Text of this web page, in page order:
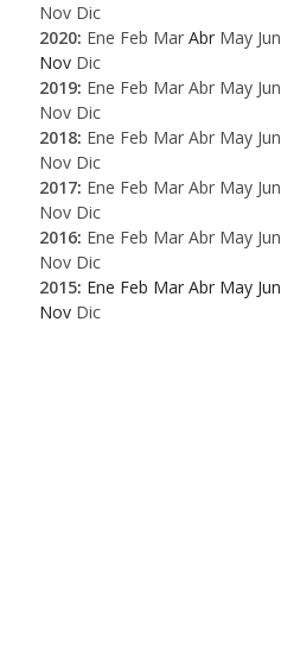
Nov Dic
2020: Ene Feb Mar Abr May Jun
Nov Dic
2019: Ene Feb Mar Abr May Jun
Nov Dic
2018: Ene Feb Mar Abr May Jun
Nov Dic
2017: Ene Feb Mar Abr May Jun
Nov Dic
2016: Ene Feb Mar Abr May Jun
Nov Dic
2015: Ene Feb Mar Abr May Jun
Nov Dic